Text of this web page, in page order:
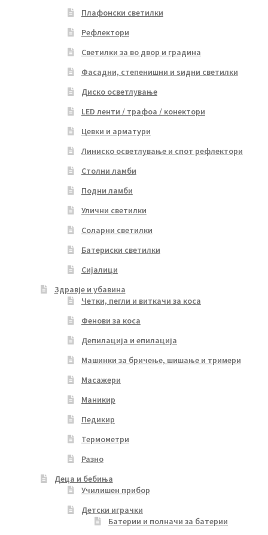
Плафонски светилки
Рефлектори
Светилки за во двор и градина
Фасадни, степенишни и ѕидни светилки
Диско осветлување
LED ленти / трафоа / конектори
Цевки и арматури
Линиско осветлување и спот рефлектори
Столни ламби
Подни ламби
Улични светилки
Соларни светилки
Батериски светилки
Сијалици
Здравје и убавина
Четки, пегли и виткачи за коса
Фенови за коса
Депилација и епилација
Машинки за бричење, шишање и тримери
Масажери
Маникир
Педикир
Термометри
Разно
Деца и бебиња
Училишен прибор
Детски играчки
Батерии и полначи за батерии